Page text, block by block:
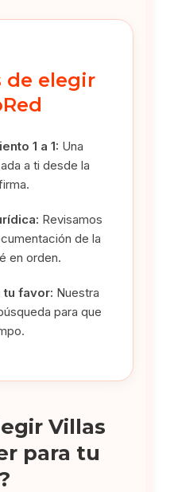
de elegir
1 a 1: Una
a ti desde la
Revisamos
de la
en orden.
tu favor: Nuestra
para que
Villas
para tu